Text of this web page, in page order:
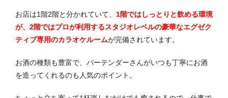
お店は1階2階と分かれていて、 1階ではしっとりと飲める環境
が、2階ではプロが利用するスタジオレベルの豪華なエグゼク
ティブ専用のカラオケルームが完備されています。
お酒の種類も豊富で、バーテンダーさんがいつも丁寧にお酒
を造ってくれるのも人気のポイント。